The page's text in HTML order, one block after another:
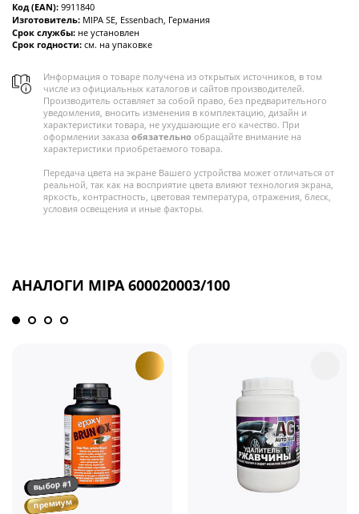
Код (EAN): 9911840
Изготовитель: MIPA SE, Essenbach, Германия
Срок службы: не установлен
Срок годности: см. на упаковке
Информация о товаре получена из открытых источников, в том
числе из официальных каталогов и сайтов производителей.
Производитель оставляет за собой право, без предварительного
уведомления, вносить изменения в комплектацию, дизайн и
характеристики товара, не ухудшающие его качество. При
оформлении заказа обязательно обращайте внимание на
характеристики приобретаемого товара.
Передача цвета на экране Вашего устройства может отличаться от
реальной, так как на восприятие цвета влияют технология экрана,
яркость, контрастность, цветовая температура, отражения, блеск,
условия освещения и иные факторы.
АНАЛОГИ MIPA 600020003/100
выбор #1
премиум